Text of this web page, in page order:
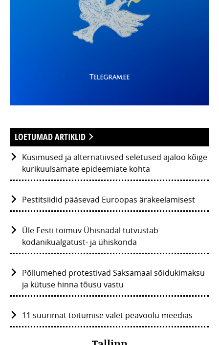
LOETUMAD ARTIKLID
Küsimused ja alternatiivsed seletused ajaloo kõige
kurikuulsamate epideemiate kohta
Pestitsiidid pääsevad Euroopas ärakeelamisest
Üle Eesti toimuv Ühisnädal tutvustab
kodanikualgatust- ja ühiskonda
Põllumehed protestivad Saksamaal sõidukimaksu
ja kütuse hinna tõusu vastu
11 suurimat toitumise valet peavoolu meedias